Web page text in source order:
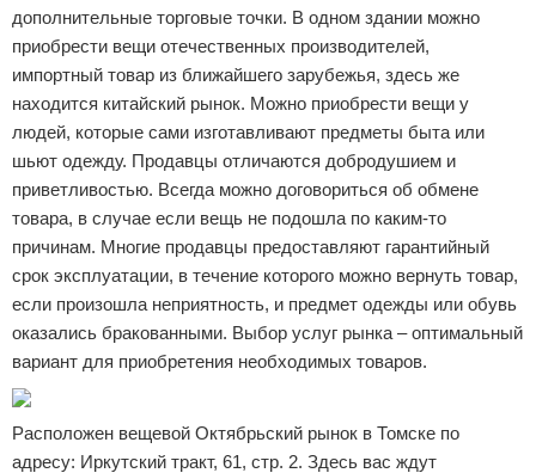
дополнительные торговые точки. В одном здании можно
приобрести вещи отечественных производителей,
импортный товар из ближайшего зарубежья, здесь же
находится китайский рынок. Можно приобрести вещи у
людей, которые сами изготавливают предметы быта или
шьют одежду. Продавцы отличаются добродушием и
приветливостью. Всегда можно договориться об обмене
товара, в случае если вещь не подошла по каким-то
причинам. Многие продавцы предоставляют гарантийный
срок эксплуатации, в течение которого можно вернуть товар,
если произошла неприятность, и предмет одежды или обувь
оказались бракованными. Выбор услуг рынка – оптимальный
вариант для приобретения необходимых товаров.
Расположен вещевой Октябрьский рынок в Томске по
адресу: Иркутский тракт, 61, стр. 2. Здесь вас ждут